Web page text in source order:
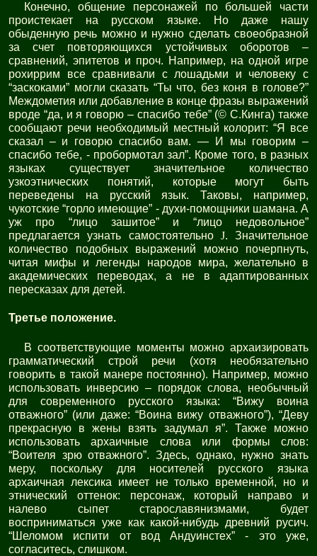
Конечно, общение персонажей по большей части
проистекает на русском языке. Но даже нашу
обыденную речь можно и нужно сделать своеобразной
за счет повторяющихся устойчивых оборотов –
сравнений, эпитетов и проч. Например, на одной игре
рохиррим все сравнивали с лошадьми и человеку с
“заскоками” могли сказать “Ты что, без коня в голове?”
Междометия или добавление в конце фразы выражений
вроде “да, и я говорю – спасибо тебе” (© С.Кинга) также
сообщают речи необходимый местный колорит: “Я все
сказал – и говорю спасибо вам. — И мы говорим –
спасибо тебе, - пробормотал зал”. Кроме того, в разных
языках существует значительное количество
узкоэтнических понятий, которые могут быть
переведены на русский язык. Таковы, например,
чукотские “горло имеющие” - духи-помощники шамана. А
уж про “лицо зашитое” и “лицо недовольное”
предлагается узнать самостоятельно J. Значительное
количество подобных выражений можно почерпнуть,
читая мифы и легенды народов мира, желательно в
академических переводах, а не в адаптированных
пересказах для детей.
Третье положение.
В соответствующие моменты можно архаизировать
грамматический строй речи (хотя необязательно
говорить в такой манере постоянно). Например, можно
использовать инверсию – порядок слова, необычный
для современного русского языка: “Вижу воина
отважного” (или даже: “Воина вижу отважного”), “Деву
прекрасную в жены взять задумал я”. Также можно
использовать архаичные слова или формы слов:
“Воителя зрю отважного”. Здесь, однако, нужно знать
меру, поскольку для носителей русского языка
архаичная лексика имеет не только временной, но и
этнический оттенок: персонаж, который направо и
налево сыпет старославянизмами, будет
восприниматься уже как какой-нибудь древний русич.
“Шеломом испити от вод Андуинстех” - это уже,
согласитесь, слишком.